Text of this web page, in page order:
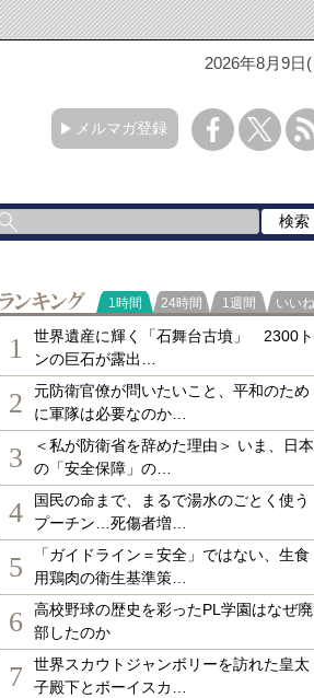
2026年8月9日
メルマガ登録
ランキング
1時間 24時間 1週間 いいね
1
世界遺産に輝く「石舞台古墳」 2300ト
ンの巨石が露出…
2
元防衛官僚が問いたいこと、平和のため
に軍隊は必要なのか…
3
＜私が防衛省を辞めた理由＞ いま、日本
の「安全保障」の…
4
国民の命まで、まるで湯水のごとく使う
プーチン…死傷者増…
5
「ガイドライン＝安全」ではない、生食
用鶏肉の衛生基準策…
6
高校野球の歴史を彩ったPL学園はなぜ廃
部したのか
7
世界スカウトジャンボリーを訪れた皇太
子殿下とボーイスカ…